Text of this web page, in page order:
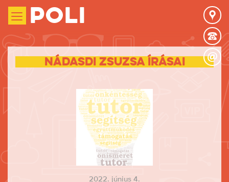
Poli
Nádasdi Zsuzsa írásai
2022. június 4.